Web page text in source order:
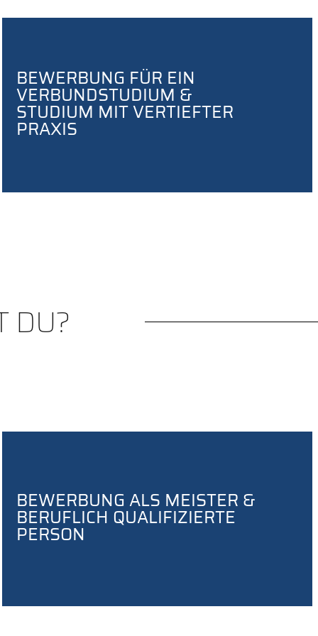
BEWERBUNG FÜR EIN
VERBUNDSTUDIUM &
STUDIUM MIT VERTIEFTER
PRAXIS
DU?
BEWERBUNG ALS MEISTER &
BERUFLICH QUALIFIZIERTE
PERSON